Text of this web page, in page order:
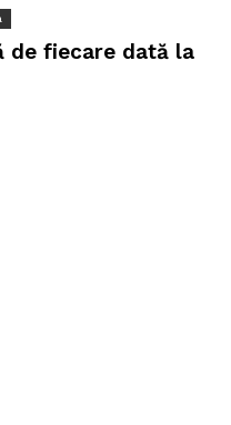
de fiecare dată la